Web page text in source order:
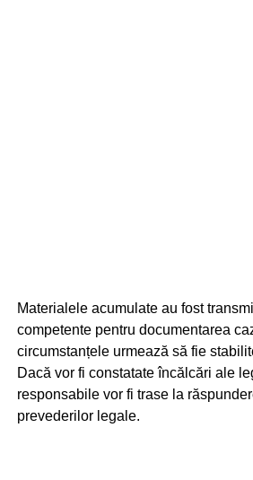
Materialele acumulate au fost
competente pentru documentarea
circumstanțele urmează să fie
Dacă vor fi constatate încălcări ale
responsabile vor fi trase la
prevederilor legale.